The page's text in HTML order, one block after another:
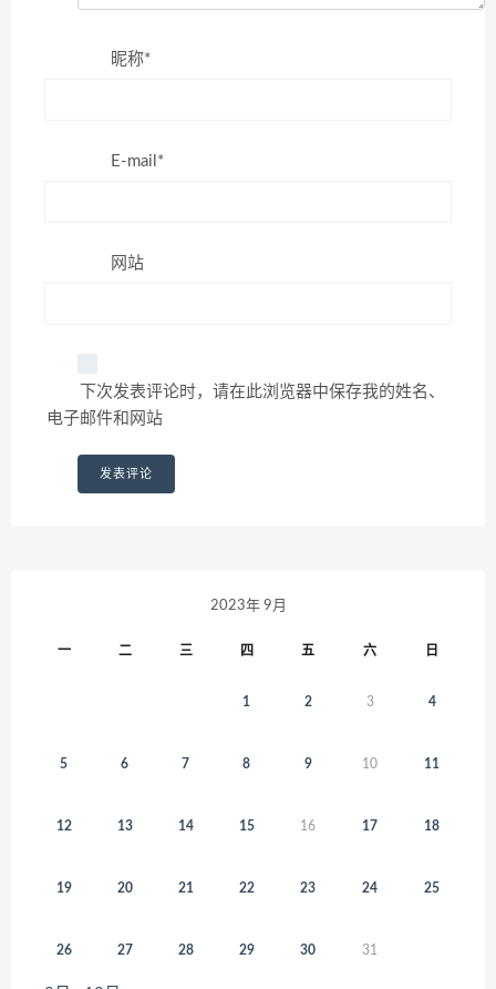
昵称*
E-mail*
网站
下次发表评论时，请在此浏览器中保存我的姓名、
电子邮件和网站
2023年 9月
一 二 三 四 五 六 日
1 2 3 4
5 6 7 8 9 10 11
12 13 14 15 16 17 18
19 20 21 22 23 24 25
26 27 28 29 30 31